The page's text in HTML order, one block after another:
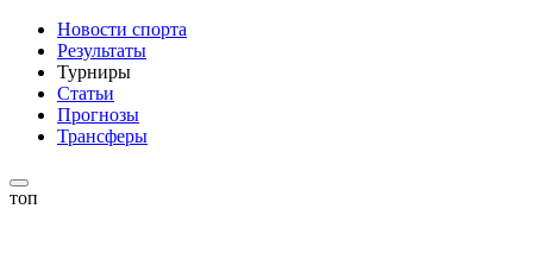
Новости спорта
Результаты
Турниры
Статьи
Прогнозы
Трансферы
топ